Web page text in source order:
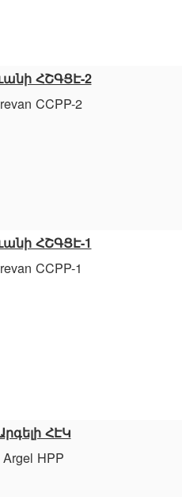
ՀՇԳՑԷ-2
CCPP-2
ՀՇԳՑԷ-1
CCPP-1
ՀԷԿ
Argel HPP